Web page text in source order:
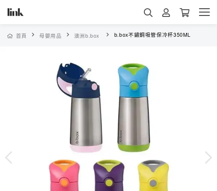
首頁 母嬰用品 澳洲b.box b.box不鏽鋼吸管保冷杯350ML